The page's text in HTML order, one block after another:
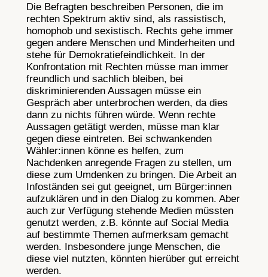
Die Befragten beschreiben Personen, die im
rechten Spektrum aktiv sind, als rassistisch,
homophob und sexistisch. Rechts gehe immer
gegen andere Menschen und Minderheiten und
stehe für Demokratiefeindlichkeit. In der
Konfrontation mit Rechten müsse man immer
freundlich und sachlich bleiben, bei
diskriminierenden Aussagen müsse ein
Gespräch aber unterbrochen werden, da dies
dann zu nichts führen würde. Wenn rechte
Aussagen getätigt werden, müsse man klar
gegen diese eintreten. Bei schwankenden
Wähler:innen könne es helfen, zum
Nachdenken anregende Fragen zu stellen, um
diese zum Umdenken zu bringen. Die Arbeit an
Infoständen sei gut geeignet, um Bürger:innen
aufzuklären und in den Dialog zu kommen. Aber
auch zur Verfügung stehende Medien müssten
genutzt werden, z.B. könnte auf Social Media
auf bestimmte Themen aufmerksam gemacht
werden. Insbesondere junge Menschen, die
diese viel nutzten, könnten hierüber gut erreicht
werden.